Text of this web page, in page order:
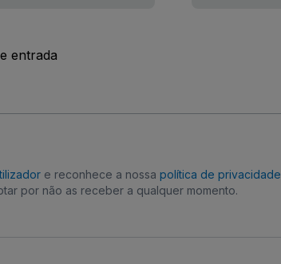
entrada
e reconhece a nossa política de privacidade
por não as receber a qualquer momento.